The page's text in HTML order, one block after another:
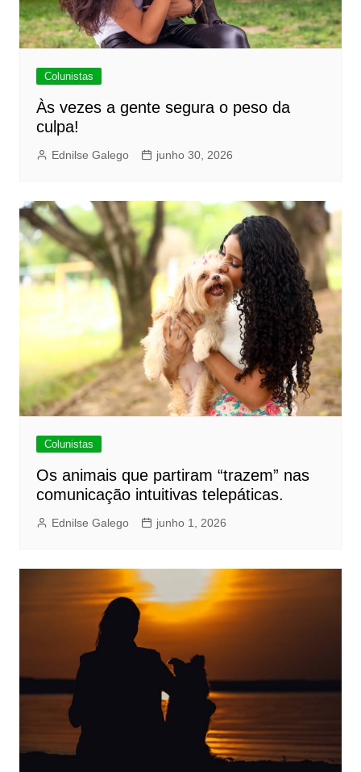
Colunistas
Às vezes a gente segura o peso da
culpa!
Ednilse Galego junho 30, 2026
Colunistas
Os animais que partiram “trazem” nas
comunicação intuitivas telepáticas.
Ednilse Galego junho 1, 2026